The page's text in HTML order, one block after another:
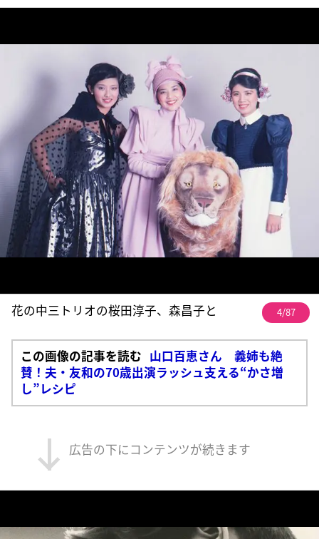
花の中三トリオの桜田淳子、森昌子と 4/87
この画像の記事を読む 山口百恵さん 義姉も絶
賛！夫・友和の70歳出演ラッシュ支える“かさ増
し”レシピ
広告の下にコンテンツが続きます